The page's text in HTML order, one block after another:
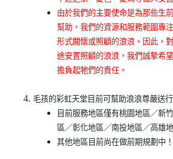
由於我們的主要使命是為那些生
幫助，我們的資源和服務範圍專
形式關懷或照顧的浪浪。因此，
途安置照顧的浪浪，我們誠摯希
擔負起牠們的責任。
毛孩的彩虹天堂目前可幫助浪浪尊嚴送
目前服務地區僅有桃園地區／新
區／彰化地區／南投地區／高雄
其他地區目前尚在做前期規劃中